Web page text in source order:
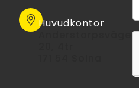
Huvudkontor
Anderstorpsvägen